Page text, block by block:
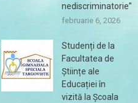
nediscriminatorie”
februarie 6, 2026
Studenți de la
Facultatea de
Științe ale
Educației în
vizită la Școala